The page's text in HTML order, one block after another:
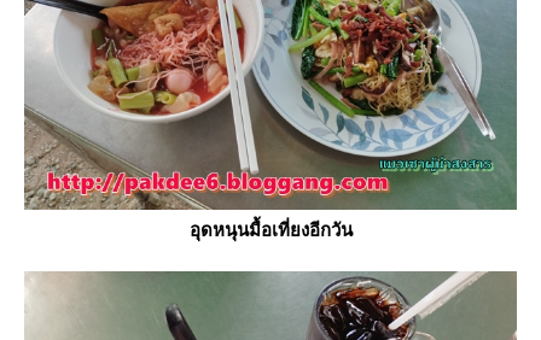
อุดหนุนมื้อเที่ยงอีกวัน